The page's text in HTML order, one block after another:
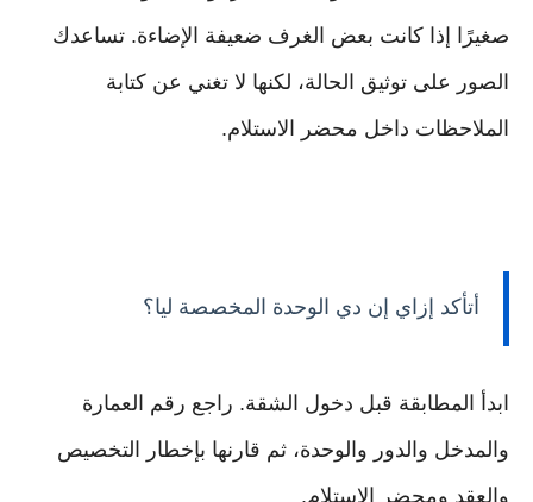
صغيرًا إذا كانت بعض الغرف ضعيفة الإضاءة. تساعدك
الصور على توثيق الحالة، لكنها لا تغني عن كتابة
الملاحظات داخل محضر الاستلام.
أتأكد إزاي إن دي الوحدة المخصصة ليا؟
ابدأ المطابقة قبل دخول الشقة. راجع رقم العمارة
والمدخل والدور والوحدة، ثم قارنها بإخطار التخصيص
والعقد ومحضر الاستلام.